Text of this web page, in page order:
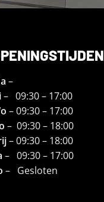
–
– 09:30 – 17:00
– 09:30 – 17:00
– 09:30 – 18:00
– 09:30 – 18:00
– 09:30 – 17:00
– Gesloten